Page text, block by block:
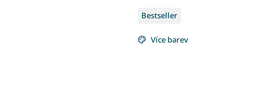
Bestseller
Více barev